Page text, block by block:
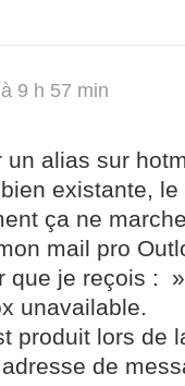
9 h 57 min
un alias sur
existante,
ça ne
mail pro
que je reçois :
unavailable.
produit lors de
de